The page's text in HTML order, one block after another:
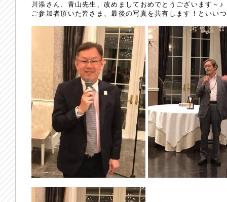
川添さん、青山先生、改めましておめでとうございます～♪
ご参加者頂いた皆さま、最後の写真を共有します！といい